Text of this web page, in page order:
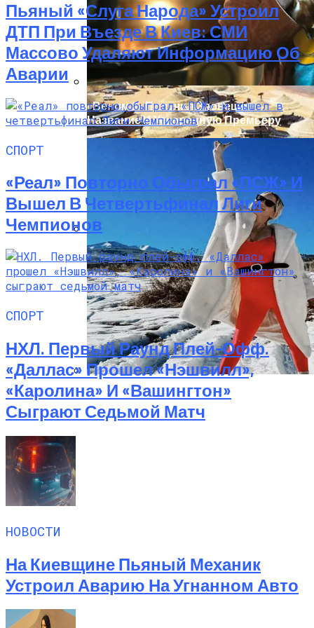
В Египте Госпитализировали 5-
Летнюю Украинку С Признаками
Изнасилования: Мать Отрицает
Насилие
«Веном 3» Получил Зловещее
Название И Ускоренную Премьеру
Семейное Наследие: Кейт Хадсон
Хранит Свои Наряды Для Дочери Рани
Пьяный «слуга Народа» Устроил
ДТП При Въезде В Киев: СМИ
Массово Удаляют Информацию Об
Аварии
СПОРТ
«Реал» Повторно Обыграл «ПСЖ» И
Вышел В Четвертьфинал Лиги
Чемпионов
СПОРТ
НХЛ. Первый Раунд Плей-Офф.
«Даллас» Прошел «Нэшвилл»,
«Каролина» И «Вашингтон»
Сыграют Седьмой Матч
НОВОСТИ
На Киевщине Пьяный Механик
Устроил Аварию На Угнанном Авто